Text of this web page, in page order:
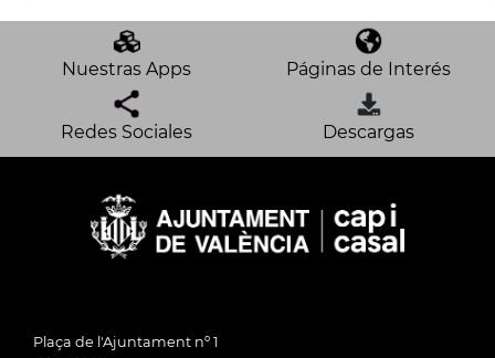
Nuestras Apps Páginas de Interés
Redes Sociales Descargas
Plaça de l'Ajuntament nº 1